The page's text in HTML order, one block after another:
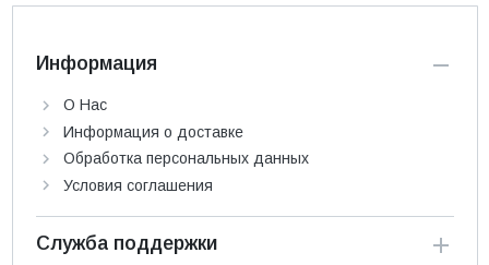
Информация
О Нас
Информация о доставке
Обработка персональных данных
Условия соглашения
Служба поддержки